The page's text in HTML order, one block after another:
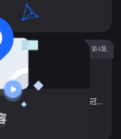
第4集
中国大陆
杨烁 / 郎月婷 姜冠南